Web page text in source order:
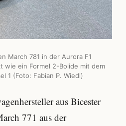
March 781 in der Aurora F1
wie ein Formel 2-Bolide mit dem
1 (Foto: Fabian P. Wiedl)
aus Bicester
771 aus der